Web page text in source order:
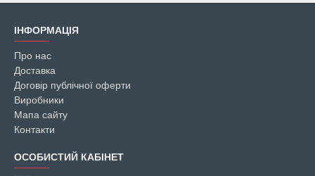
ІНФОРМАЦІЯ
Про нас
Доставка
Договір публічної оферти
Виробники
Мапа сайту
Контакти
ОСОБИСТИЙ КАБІНЕТ